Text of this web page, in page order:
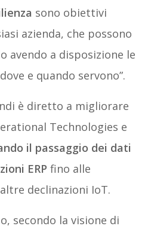
sono obiettivi
azienda, che possono
avendo a disposizione le
e quando servono”.
è diretto a migliorare
Technologies e
il passaggio dei dati
ERP fino alle
declinazioni IoT.
secondo la visione di